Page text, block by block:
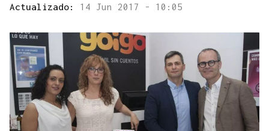
Actualizado: 14 Jun 2017 - 10:05